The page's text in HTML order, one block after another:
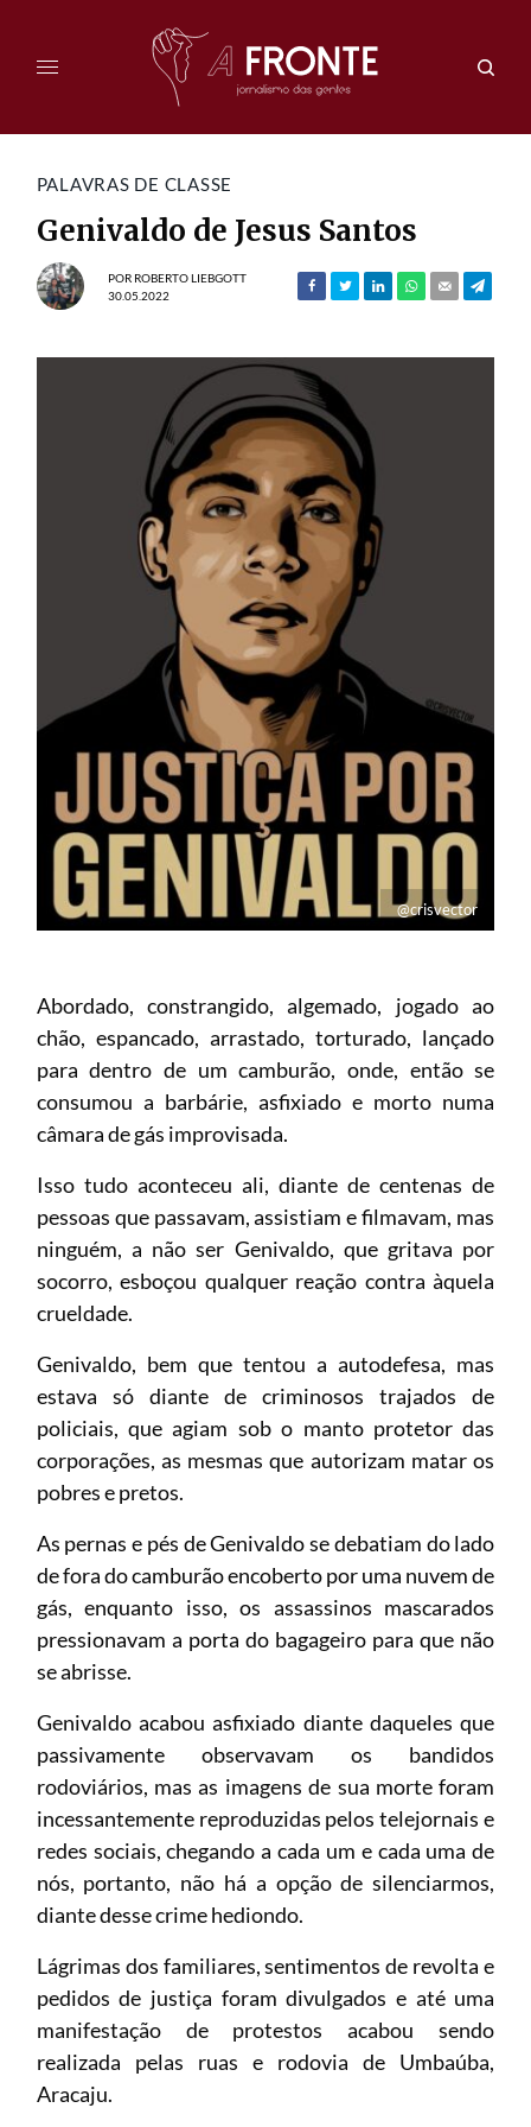
PALAVRAS DE CLASSE
Genivaldo de Jesus Santos
POR ROBERTO LIEBGOTT
30.05.2022
@crisvector
Abordado, constrangido, algemado, jogado ao
chão, espancado, arrastado, torturado, lançado
para dentro de um camburão, onde, então se
consumou a barbárie, asfixiado e morto numa
câmara de gás improvisada.
Isso tudo aconteceu ali, diante de centenas de
pessoas que passavam, assistiam e filmavam, mas
ninguém, a não ser Genivaldo, que gritava por
socorro, esboçou qualquer reação contra àquela
crueldade.
Genivaldo, bem que tentou a autodefesa, mas
estava só diante de criminosos trajados de
policiais, que agiam sob o manto protetor das
corporações, as mesmas que autorizam matar os
pobres e pretos.
As pernas e pés de Genivaldo se debatiam do lado
de fora do camburão encoberto por uma nuvem de
gás, enquanto isso, os assassinos mascarados
pressionavam a porta do bagageiro para que não
se abrisse.
Genivaldo acabou asfixiado diante daqueles que
passivamente observavam os bandidos
rodoviários, mas as imagens de sua morte foram
incessantemente reproduzidas pelos telejornais e
redes sociais, chegando a cada um e cada uma de
nós, portanto, não há a opção de silenciarmos,
diante desse crime hediondo.
Lágrimas dos familiares, sentimentos de revolta e
pedidos de justiça foram divulgados e até uma
manifestação de protestos acabou sendo
realizada pelas ruas e rodovia de Umbaúba,
Aracaju.